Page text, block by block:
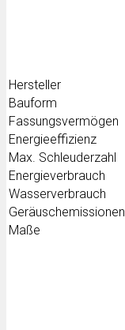
Hersteller
Bauform
Fassungsvermögen
Energieeffizienz
Max. Schleuderzahl
Energieverbrauch
Wasserverbrauch
Geräuschemissionen
Maße